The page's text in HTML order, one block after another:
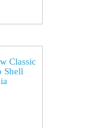
Classic
Shell